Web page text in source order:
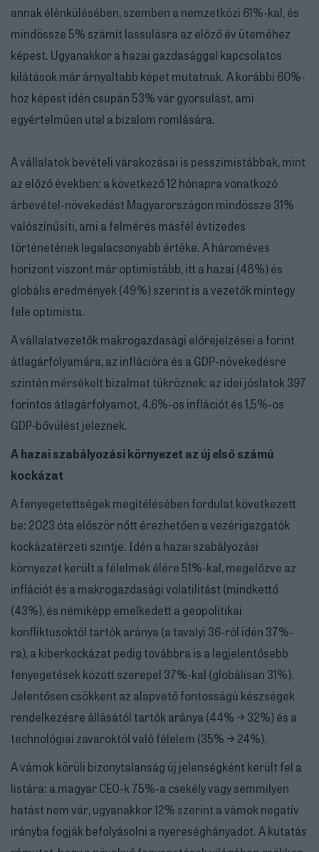
annak élénkülésében, szemben a nemzetközi 61%-kal, és
mindössze 5% számít lassulásra az előző év üteméhez
képest. Ugyanakkor a hazai gazdasággal kapcsolatos
kilátások már árnyaltabb képet mutatnak. A korábbi 60%-
hoz képest idén csupán 53% vár gyorsulást, ami
egyértelműen utal a bizalom romlására.
A vállalatok bevételi várakozásai is pesszimistábbak, mint
az előző években: a következő 12 hónapra vonatkozó
árbevétel-növekedést Magyarországon mindössze 31%
valószínűsíti, ami a felmérés másfél évtizedes
történetének legalacsonyabb értéke. A hároméves
horizont viszont már optimistább, itt a hazai (48%) és
globális eredmények (49%) szerint is a vezetők mintegy
fele optimista.
A vállalatvezetők makrogazdasági előrejelzései a forint
átlagárfolyamára, az inflációra és a GDP-növekedésre
szintén mérsékelt bizalmat tükröznek: az idei jóslatok 397
forintos átlagárfolyamot, 4,6%-os inflációt és 1,5%-os
GDP‑bővülést jeleznek.
A hazai szabályozási környezet az új első számú
kockázat
A fenyegetettségek megítélésében fordulat következett
be: 2023 óta először nőtt érezhetően a vezérigazgatók
kockázatérzeti szintje. Idén a hazai szabályozási
környezet került a félelmek élére 51%-kal, megelőzve az
inflációt és a makrogazdasági volatilitást (mindkettő
(43%), és némiképp emelkedett a geopolitikai
konfliktusoktól tartók aránya (a tavalyi 36-ról idén 37%-
ra), a kiberkockázat pedig továbbra is a legjelentősebb
fenyegetések között szerepel 37%-kal (globálisan 31%).
Jelentősen csökkent az alapvető fontosságú készségek
rendelkezésre állásától tartók aránya (44% → 32%) és a
technológiai zavaroktól való félelem (35% → 24%).
A vámok körüli bizonytalanság új jelenségként került fel a
listára: a magyar CEO-k 75%-a csekély vagy semmilyen
hatást nem vár, ugyanakkor 12% szerint a vámok negatív
irányba fogják befolyásolni a nyereséghányadot. A kutatás